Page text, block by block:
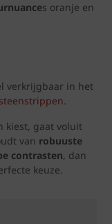
s oranje en
verkrijgbaar in het
steenstrippen.
kiest, gaat voluit
van robuuste
contrasten, dan
keuze.